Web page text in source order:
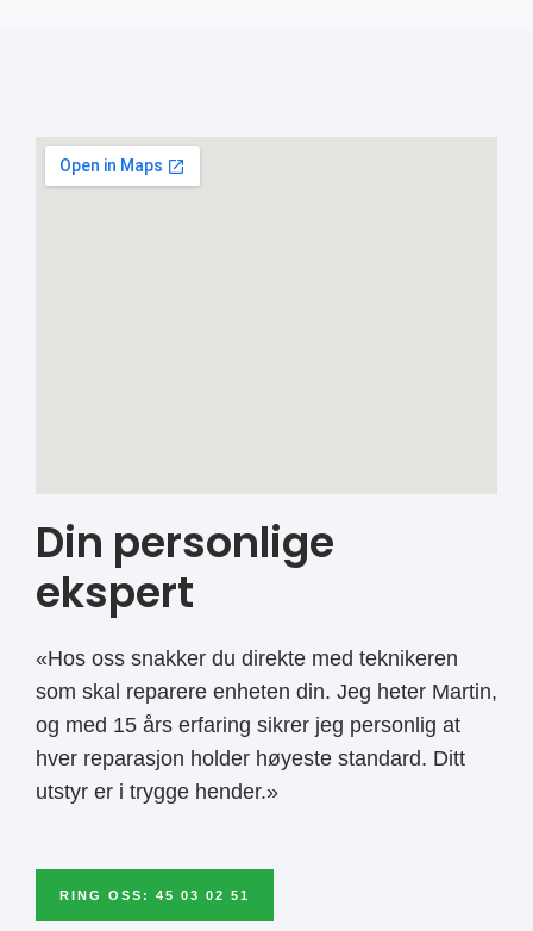
Din personlige
ekspert
«Hos oss snakker du direkte med teknikeren
som skal reparere enheten din. Jeg heter Martin,
og med 15 års erfaring sikrer jeg personlig at
hver reparasjon holder høyeste standard. Ditt
utstyr er i trygge hender.»
RING OSS: 45 03 02 51